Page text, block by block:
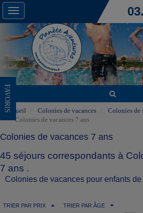
Toggle
navigation
FAVORIS
Accueil Colonies de vacances
Colonies de
Colonies de vacances 7 ans
Colonies de vacances 7 ans
45 séjours correspondants à
7 ans .
Colonies de vacances pour enfants de
TRIER PAR PRIX TRIER PAR ÂGE